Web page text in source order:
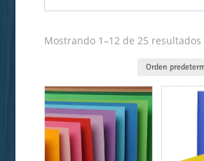
Mostrando 1–12 de 25 resultados